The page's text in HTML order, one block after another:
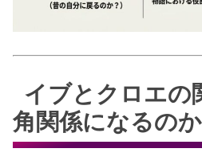
イブとクロエの
角関係になるのか